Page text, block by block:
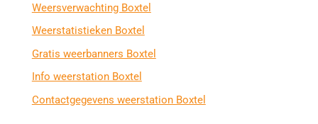
Weersverwachting Boxtel
Weerstatistieken Boxtel
Gratis weerbanners Boxtel
Info weerstation Boxtel
Contactgegevens weerstation Boxtel